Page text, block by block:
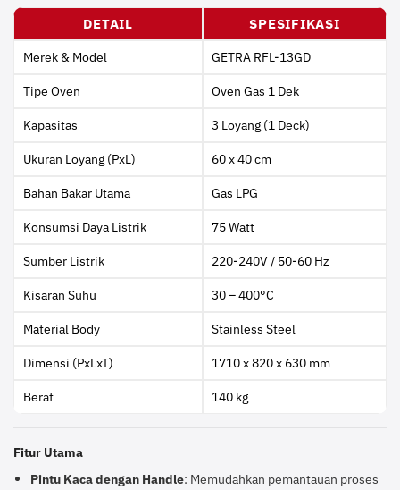
DETAIL
SPESIFIKASI
Merek & Model GETRA RFL-13GD
Tipe Oven Oven Gas 1 Dek
Kapasitas 3 Loyang (1 Deck)
Ukuran Loyang (PxL) 60 x 40 cm
Bahan Bakar Utama Gas LPG
Konsumsi Daya Listrik 75 Watt
Sumber Listrik 220-240V / 50-60 Hz
Kisaran Suhu 30 – 400°C
Material Body Stainless Steel
Dimensi (PxLxT) 1710 x 820 x 630 mm
Berat 140 kg
Fitur Utama
Pintu Kaca dengan Handle: Memudahkan pemantauan proses